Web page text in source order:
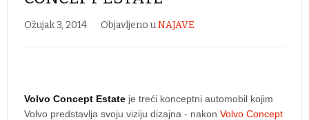
Ožujak 3, 2014 Objavljeno uNAJAVE
Volvo Concept Estate je treći konceptni automobil kojim
Volvo predstavlja svoju viziju dizajna - nakon Volvo Concept